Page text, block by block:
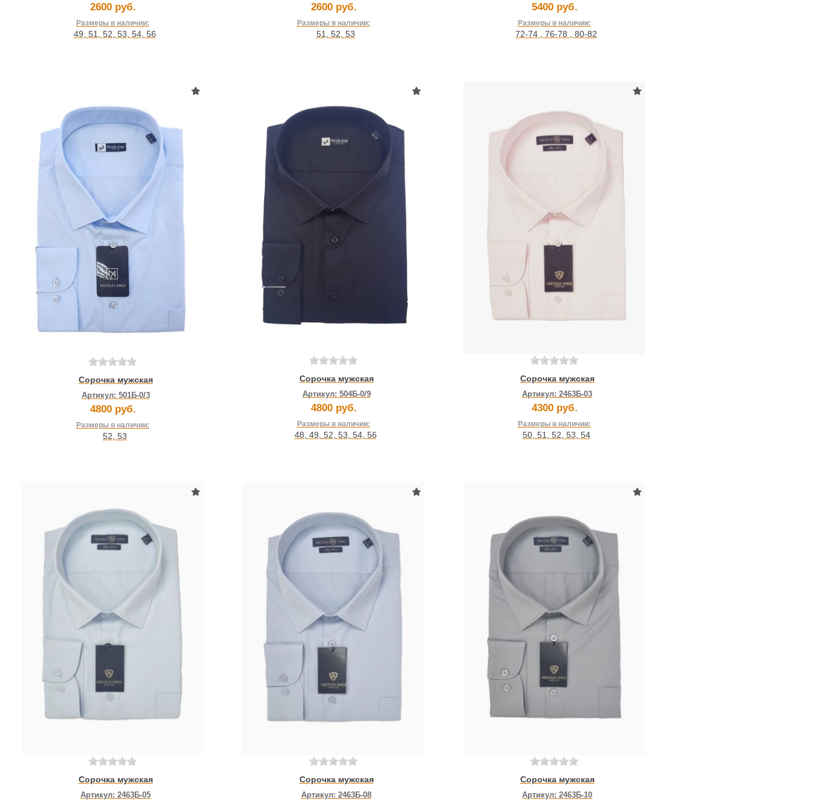
2600 руб.
Размеры в наличии:
49, 51, 52, 53, 54, 56
2600 руб.
Размеры в наличии:
51, 52, 53
5400 руб.
Размеры в наличии:
72-74 , 76-78 , 80-82
Сорочка мужская
Артикул: 501Б-0/3
4800 руб.
Размеры в наличии:
52 53
Сорочка мужская
Артикул: 504Б-0/9
4800 руб.
Размеры в наличии:
48, 49, 52, 53, 54, 56
Сорочка мужская
Артикул: 2463Б-03
4300 руб.
Размеры в наличии:
50, 51, 52, 53, 54
Сорочка мужская
Артикул: 2463Б-05
Сорочка мужская
Артикул: 2463Б-08
Сорочка мужская
Артикул: 2463Б-10